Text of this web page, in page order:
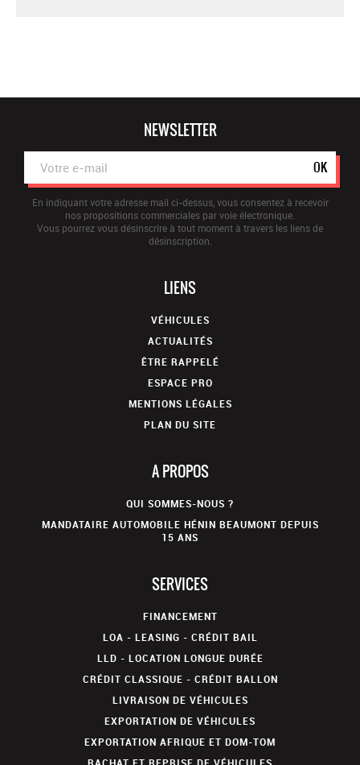
NEWSLETTER
OK
En indiquant votre adresse mail ci-dessus, vous consentez à recevoir
nos propositions commerciales par voie électronique.
Vous pourrez vous désinscrire à tout moment à travers les liens de
désinscription.
LIENS
VÉHICULES
ACTUALITÉS
ÊTRE RAPPELÉ
ESPACE PRO
MENTIONS LÉGALES
PLAN DU SITE
A PROPOS
QUI SOMMES-NOUS ?
MANDATAIRE AUTOMOBILE HÉNIN BEAUMONT DEPUIS
15 ANS
SERVICES
FINANCEMENT
LOA - LEASING - CRÉDIT BAIL
LLD - LOCATION LONGUE DURÉE
CRÉDIT CLASSIQUE - CRÉDIT BALLON
LIVRAISON DE VÉHICULES
EXPORTATION DE VÉHICULES
EXPORTATION AFRIQUE ET DOM-TOM